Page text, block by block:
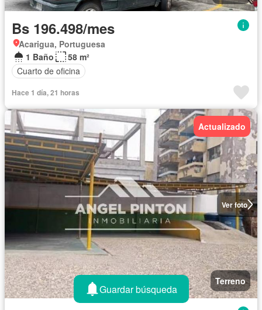
Bs 196.498/mes
Acarigua, Portuguesa
1 Baño
58 m²
Cuarto de oficina
Hace 1 día, 21 horas
Ver foto
Actualizado
Terreno
Guardar búsqueda